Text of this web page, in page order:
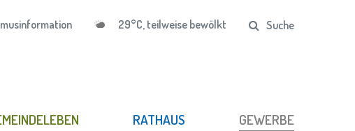
29°C, teilweise bewölkt Suche
RATHAUS GEWERBE